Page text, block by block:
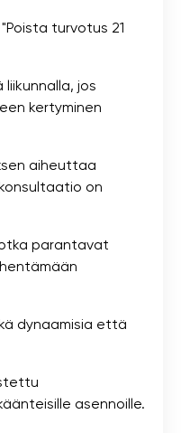
turvotus 21
jos
kertyminen
aiheuttaa
on
parantavat
dynaamisia että
asennoille.